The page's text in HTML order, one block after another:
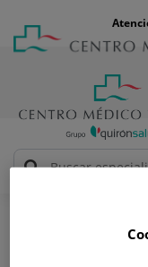
contenido
Menú